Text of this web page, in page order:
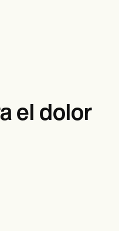
el dolor